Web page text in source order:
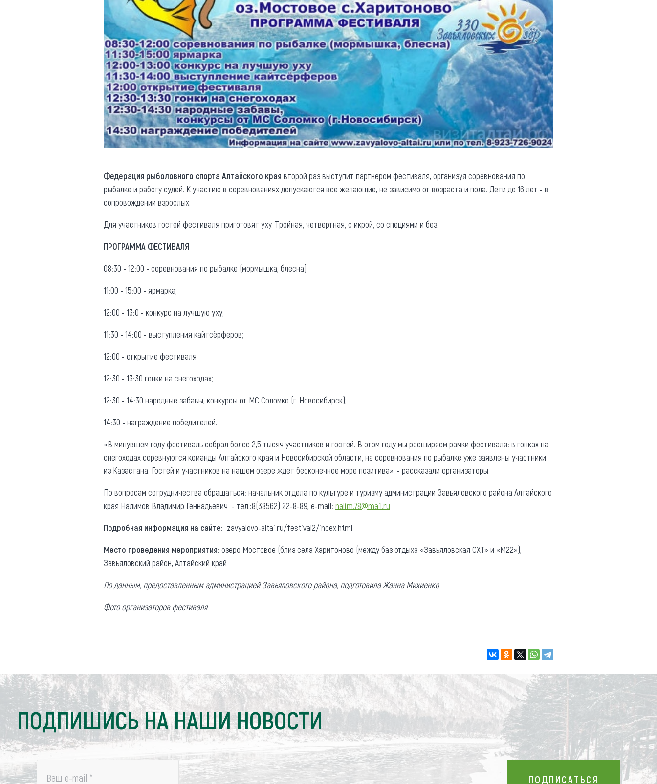
Федерация рыболовного спорта Алтайского края второй раз выступит партнером фестиваля, организуя соревнования по
рыбалке и работу судей. К участию в соревнованиях допускаются все желающие, не зависимо от возраста и пола. Дети до 16 лет - в
сопровождении взрослых.
Для участников гостей фестиваля приготовят уху. Тройная, четвертная, с икрой, со специями и без.
ПРОГРАММА ФЕСТИВАЛЯ
08:30 - 12:00 - соревнования по рыбалке (мормышка, блесна);
11:00 - 15:00 - ярмарка;
12:00 - 13:0 - конкурс на лучшую уху;
11:30 - 14:00 - выступления кайтсёрферов;
12:00 - открытие фестиваля;
12:30 - 13:30 гонки на снегоходах;
12:30 - 14:30 народные забавы, конкурсы от МС Соломко (г. Новосибирск);
14:30 - награждение победителей.
«В минувшем году фестиваль собрал более 2,5 тысяч участников и гостей. В этом году мы расширяем рамки фестиваля: в гонках на
снегоходах соревнуются команды Алтайского края и Новосибирской области, на соревнования по рыбалке уже заявлены участники
из Казастана. Гостей и участников на нашем озере ждет бесконечное море позитива», - рассказали организаторы.
По вопросам сотрудничества обращаться: начальник отдела по культуре и туризму администрации Завьяловского района Алтайского
края Налимов Владимир Геннадьевич - тел.:8(38562) 22-8-89, e-mail: nalim.78@mail.ru
Подробная информация на сайте: zavyalovo-altai.ru/festival2/index.html
Место проведения мероприятия: озеро Мостовое (близ села Харитоново (между баз отдыха «Завьяловская СХТ» и «М22»),
Завьяловский район, Алтайский край
По данным, предоставленным администрацией Завьяловского района, подготовила Жанна Михиенко
Фото организаторов фестиваля
ПОДПИШИСЬ НА НАШИ НОВОСТИ
Ваш e-mail * ПОДПИСАТЬСЯ